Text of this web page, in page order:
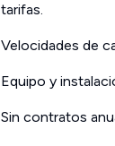
tarifas.
Velocidades de
Equipo y
Sin contratos